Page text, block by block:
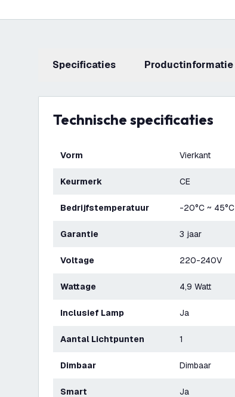
Specificaties productinformatie
Technische specificaties
Vorm Vierkant
Keurmerk CE
Bedrijfstemperatuur -20°C ~ 45°C
Garantie 3 jaar
Voltage 220-240V
Wattage 4,9 Watt
Inclusief Lamp Ja
Aantal Lichtpunten 1
Dimbaar Dimbaar
Smart Ja